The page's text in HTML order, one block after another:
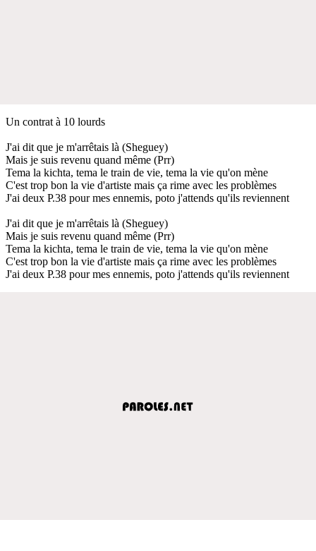
Un contrat à 10 lourds
J'ai dit que je m'arrêtais là (Sheguey)
Mais je suis revenu quand même (Prr)
Tema la kichta, tema le train de vie, tema la vie qu'on mène
C'est trop bon la vie d'artiste mais ça rime avec les problèmes
J'ai deux P.38 pour mes ennemis, poto j'attends qu'ils reviennent
J'ai dit que je m'arrêtais là (Sheguey)
Mais je suis revenu quand même (Prr)
Tema la kichta, tema le train de vie, tema la vie qu'on mène
C'est trop bon la vie d'artiste mais ça rime avec les problèmes
J'ai deux P.38 pour mes ennemis, poto j'attends qu'ils reviennent